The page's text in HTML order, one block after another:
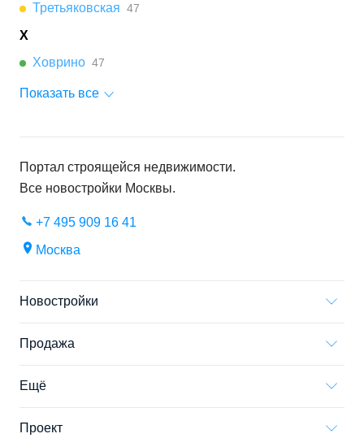
Третьяковская 47
Х
Ховрино 47
Показать все
Портал строящейся недвижимости.
Все новостройки Москвы.
+7 495 909 16 41
Москва
Новостройки
Продажа
Ещё
Проект